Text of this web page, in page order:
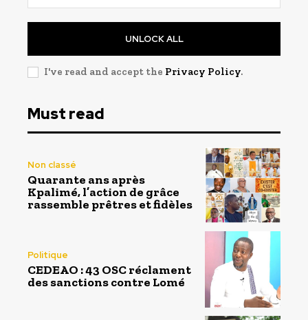
UNLOCK ALL
I've read and accept the Privacy Policy.
Must read
Non classé
Quarante ans après
Kpalimé, l’action de grâce
rassemble prêtres et fidèles
Politique
CEDEAO : 43 OSC réclament
des sanctions contre Lomé